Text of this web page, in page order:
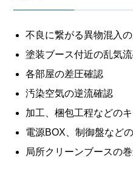
不良に繋がる異物混入
塗装ブース付近の乱気
各部屋の差圧確認
汚染空気の逆流確認
加工、梱包工程などの
電源BOX、制御盤など
局所クリーンブースの